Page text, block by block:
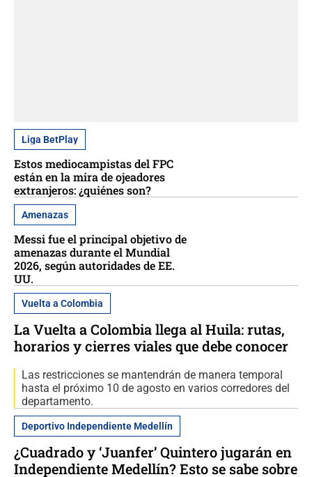
Liga BetPlay
Estos mediocampistas del FPC
están en la mira de ojeadores
extranjeros: ¿quiénes son?
Amenazas
Messi fue el principal objetivo de
amenazas durante el Mundial
2026, según autoridades de EE.
UU.
Vuelta a Colombia
La Vuelta a Colombia llega al Huila: rutas,
horarios y cierres viales que debe conocer
Las restricciones se mantendrán de manera temporal
hasta el próximo 10 de agosto en varios corredores del
departamento.
Deportivo Independiente Medellín
¿Cuadrado y ‘Juanfer’ Quintero jugarán en
Independiente Medellín? Esto se sabe sobre